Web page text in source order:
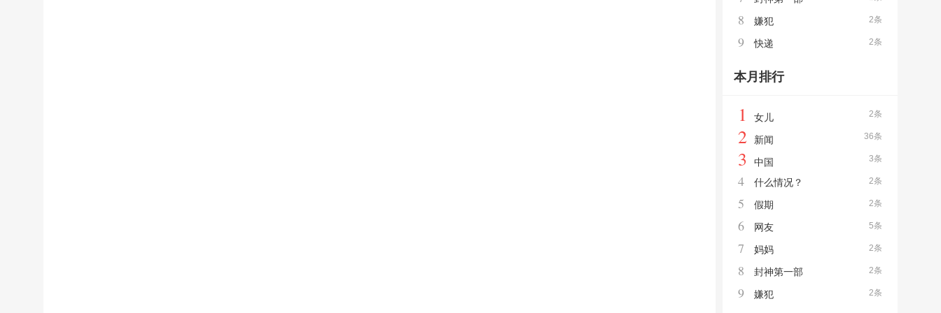
2条
8 嫌犯
2条
9 快递
本月排行
2条
1 女儿
36条
2 新闻
3条
3 中国
2条
4 什么情况？
2条
5 假期
5条
6 网友
2条
7 妈妈
2条
8 封神第一部
2条
9 嫌犯